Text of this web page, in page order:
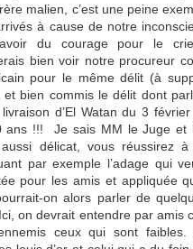
malien, c’est une peine
à cause de notre
du courage pour le
bien voir notre procureur
pour le même délit (à
bien commis le délit dont
d’El Watan du 3
ans !!! Je sais MM le Juge et
délicat, vous réussirez à
par exemple l’adage qui
pour les amis et appliquée
on alors parler de
on devrait entendre par amis
ceux qui sont faibles.